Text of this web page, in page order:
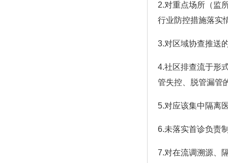
2.对重点场所（监
行业防控措施落实
3.对区域协查推送
4.社区排查流于形
管失控、脱管漏管
5.对应该集中隔离
6.未落实首诊负责
7.对在流调溯源、